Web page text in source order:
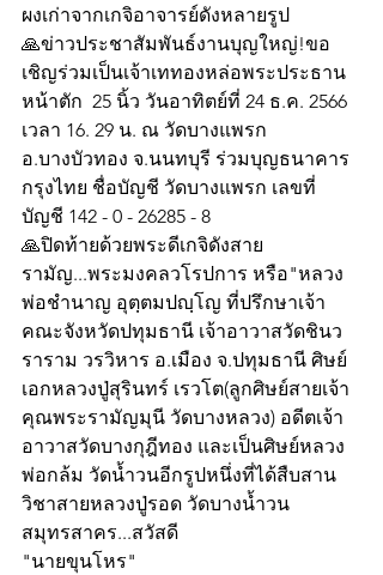
ผงเก่าจากเกจิอาจารย์ดังหลายรูป
🙏ข่าวประชาสัมพันธ์งานบุญใหญ่!ขอ
เชิญร่วมเป็นเจ้าเททองหล่อพระประธาน
หน้าตัก  25 นิ้ว วันอาทิตย์ที่ 24 ธ.ค. 2566
เวลา 16. 29 น. ณ วัดบางแพรก
อ.บางบัวทอง จ.นนทบุรี ร่วมบุญธนาคาร
กรุงไทย ชื่อบัญชี วัดบางแพรก เลขที่
บัญชี 142 - 0 - 26285 - 8
🙏ปิดท้ายด้วยพระดีเกจิดังสาย
รามัญ...พระมงคลวโรปการ หรือ"หลวง
พ่อชำนาญ อุตฺตมปญฺโญ ที่ปรึกษาเจ้า
คณะจังหวัดปทุมธานี เจ้าอาวาสวัดชินว
ราราม วรวิหาร อ.เมือง จ.ปทุมธานี ศิษย์
เอกหลวงปู่สุรินทร์ เรวโต(ลูกศิษย์สายเจ้า
คุณพระรามัญมุนี วัดบางหลวง) อดีตเจ้า
อาวาสวัดบางกุฎีทอง และเป็นศิษย์หลวง
พ่อกล้ม วัดน้ำวนอีกรูปหนึ่งที่ได้สืบสาน
วิชาสายหลวงปู่รอด วัดบางน้ำวน
สมุทรสาคร...สวัสดี
"นายขุนโหร"